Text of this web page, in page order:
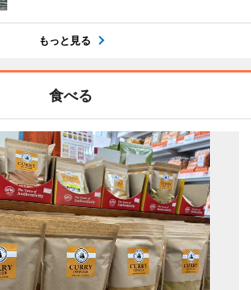
もっと見る
食べる